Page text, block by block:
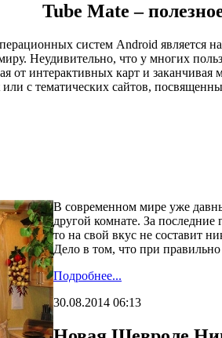
Tube Mate –
систем Android является
Неудивительно, что у многих
от интерактивных карт и
с тематических сайтов,
В современном мире уже
другой комнате. За
то на свой вкус не составит
Дело в том, что при
Подробнее...
30.08.2014 06:13